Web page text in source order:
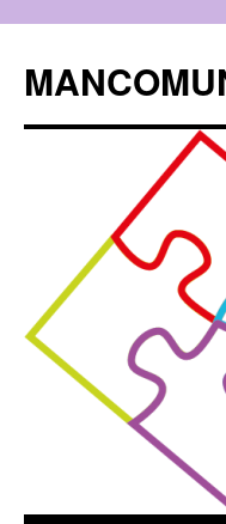
contenido